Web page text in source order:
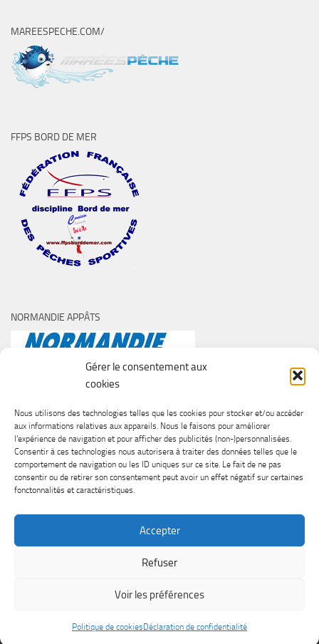
Gérer le consentement aux
cookies
Nous utilisons des technologies telles que les cookies pour stocker et/ou accéder
aux informations relatives aux appareils. Nous le faisons pour améliorer
l’expérience de navigation et pour afficher des publicités (non-)personnalisées.
Consentir à ces technologies nous autorisera à traiter des données telles que le
comportement de navigation ou les ID uniques sur ce site. Le fait de ne pas
consentir ou de retirer son consentement peut avoir un effet négatif sur certaines
fonctonnalités et caractéristiques.
Accepter
Refuser
Voir les préférences
Politique de cookiesDéclaration de confidentialité
MAREESPECHE.COM/
FFPS BORD DE MER
NORMANDIE APPÂTS